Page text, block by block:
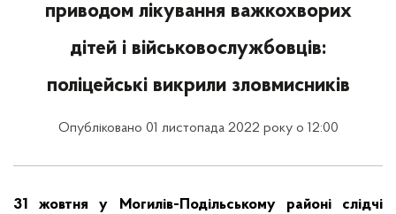
приводом лікування важкохворих
дітей і військовослужбовців:
поліцейські викрили зловмисників
Опубліковано 01 листопада 2022 року о 12:00
31 жовтня у Могилів-Подільському районі слідчі